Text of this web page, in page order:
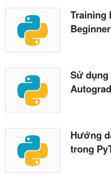
Training
Beginner
Sử dụng
Hướng
trong